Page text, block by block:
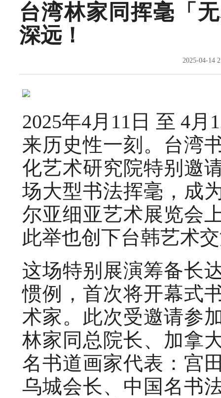
台湾林家同挥毫「
深远！
2025-04-14
2025年4月11日 至 4
来历史性一刻。台湾
化艺术研究院特别邀
场大型书法挥毫，成
尔亚细亚艺术展览会
此举也创下台韩艺术
这场特别展演筹备长
惯例，首次将开幕式
术家。此次受邀请参
林家同总院长、加拿
名书道画家代表：宫
乌城会长、中国名书